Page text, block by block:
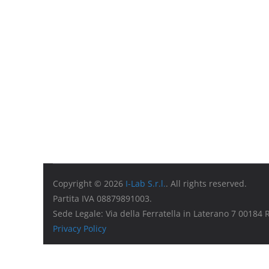
Copyright © 2026 I-Lab S.r.l.. All rights reserved.
Partita IVA 08879891003.
Sede Legale: Via della Ferratella in Laterano 7 00184
Privacy Policy